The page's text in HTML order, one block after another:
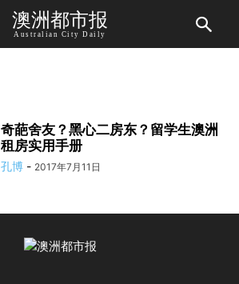
澳洲都市报
Australian City Daily
奇葩舍友？黑心二房东？留学生澳洲
租房实用手册
孔博 - 2017年7月11日